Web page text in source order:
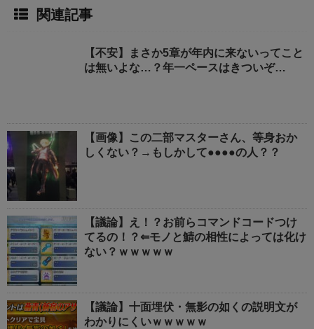
関連記事
【不安】まさか5章が年内に来ないってこと
は無いよな…？年一ペースはきついぞ…
【画像】この二部マスターさん、等身おか
しくない？→もしかして●●●●の人？？
【議論】え！？お前らコマンドコードつけ
てるの！？⇐モノと鯖の相性によっては化け
ない？ｗｗｗｗｗ
【議論】十面埋伏・無影の如くの説明文が
わかりにくいｗｗｗｗｗ